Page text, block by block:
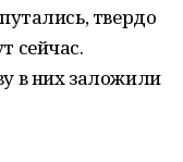
твердо
сейчас.
в них заложили